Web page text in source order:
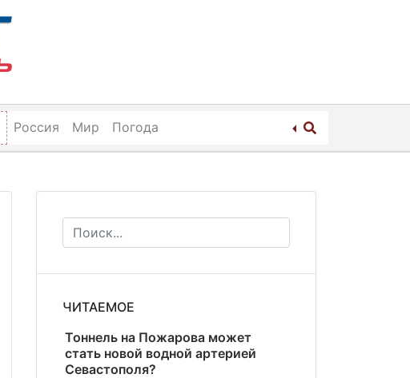
Россия Мир Погода
ЧИТАЕМОЕ
Тоннель на Пожарова может
стать новой водной артерией
Севастополя?